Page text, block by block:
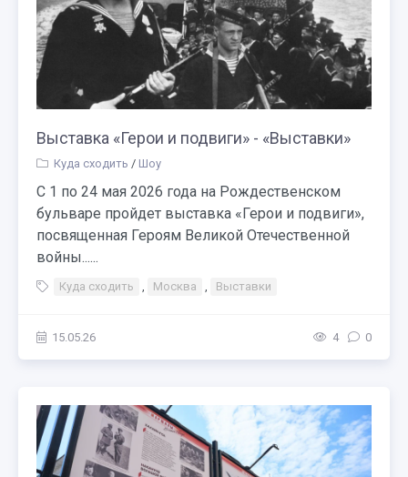
Выставка «Герои и подвиги» - «Выставки»
Куда сходить / Шоу
С 1 по 24 мая 2026 года на Рождественском
бульваре пройдет выставка «Герои и подвиги»,
посвященная Героям Великой Отечественной
войны......
Куда сходить , Москва , Выставки
15.05.26 4 0